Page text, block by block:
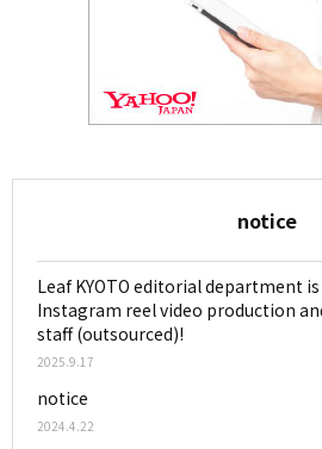
notice
Leaf KYOTO editorial department
Instagram reel video production
staff (outsourced)!
2025.9.17
notice
2024.4.22